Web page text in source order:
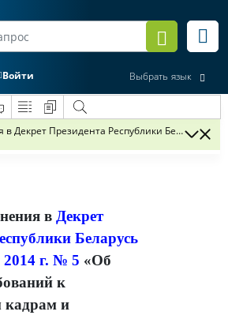
Войти Выбрать язык
Декрет Президента Республики Беларусь
в Декрет
Беларусь
2014 г. № 5 «Об
к
кадрам и